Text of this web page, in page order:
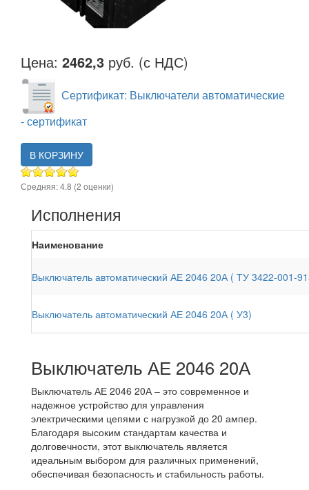
Цена: 2462,3 руб. (с НДС)
Сертификат: Выключатели автоматические
- сертификат
В КОРЗИНУ
Средняя:4.8 (2 оценки)
Исполнения
Наименование
Выключатель автоматический АЕ 2046 20А ( ТУ 3422-001-
Выключатель автоматический АЕ 2046 20А ( У3)
Выключатель АЕ 2046 20А
Выключатель АЕ 2046 20А – это современное и
надежное устройство для управления
электрическими цепями с нагрузкой до 20 ампер.
Благодаря высоким стандартам качества и
долговечности, этот выключатель является
идеальным выбором для различных применений,
обеспечивая безопасность и стабильность работы.